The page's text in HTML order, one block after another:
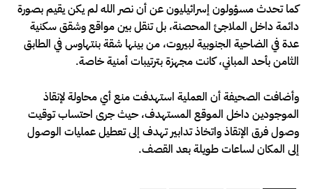
كما تحدث مسؤولون إسرائيليون عن أن نصر الله لم يكن يقيم بصورة
دائمة داخل الملاجئ المحصنة، بل تنقل بين مواقع وشقق سكنية
عدة في الضاحية الجنوبية لبيروت، من بينها شقة بنتهاوس في الطابق
الثامن بأحد المباني، كانت مجهزة بترتيبات أمنية خاصة.
وأضافت الصحيفة أن العملية استهدفت منع أي محاولة لإنقاذ
الموجودين داخل الموقع المستهدف، حيث جرى احتساب توقيت
وصول فرق الإنقاذ واتخاذ تدابير تهدف إلى تعطيل عمليات الوصول
إلى المكان لساعات طويلة بعد القصف.